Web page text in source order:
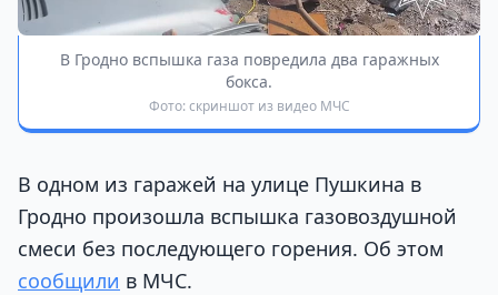
В Гродно вспышка газа повредила два гаражных
бокса.
Фото: скриншот из видео МЧС
В одном из гаражей на улице Пушкина в
Гродно произошла вспышка газовоздушной
смеси без последующего горения. Об этом
сообщили в МЧС.